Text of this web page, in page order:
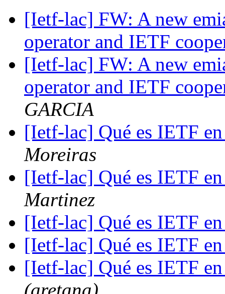
[Ietf-lac] FW: A new
operator and IETF
[Ietf-lac] FW: A new
operator and IETF
GARCIA
[Ietf-lac] Qué es IETF
Moreiras
[Ietf-lac] Qué es IETF
Martinez
[Ietf-lac] Qué es IETF
[Ietf-lac] Qué es IETF
[Ietf-lac] Qué es IETF